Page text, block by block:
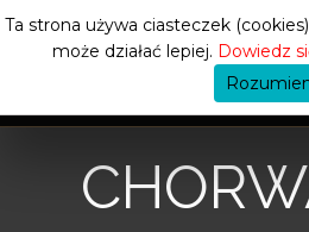
Ta strona używa ciasteczek
może działać lepiej. Dowiedz